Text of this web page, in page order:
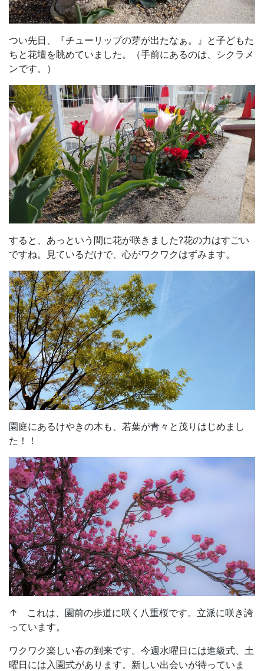
つい先日、『チューリップの芽が出たなぁ。』と子どもた
ちと花壇を眺めていました。（手前にあるのは、シクラメ
ンです。）
すると、あっという間に花が咲きました?花の力はすごい
ですね。見ているだけで、心がワクワクはずみます。
園庭にあるけやきの木も、若葉が青々と茂りはじめまし
た！！
↑ これは、園前の歩道に咲く八重桜です。立派に咲き誇
っています。
ワクワク楽しい春の到来です。今週水曜日には進級式、土
曜日には入園式があります。新しい出会いが待っていま